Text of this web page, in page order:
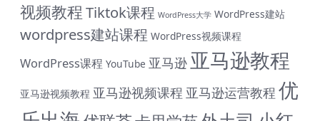
视频教程Tiktok课程 WordPress大学 WordPress建站
wordpress建站课程 WordPress视频课程
WordPress课程 YouTube 亚马逊 亚马逊教程
亚马逊视频教程 亚马逊视频课程 亚马逊运营教程 优